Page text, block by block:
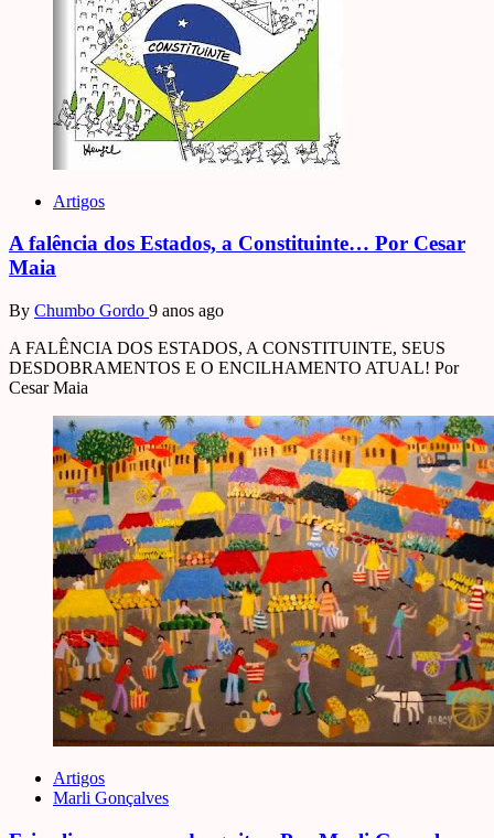
Artigos
A falência dos Estados, a Constituinte… Por Cesar
Maia
By Chumbo Gordo 9 anos ago
A FALÊNCIA DOS ESTADOS, A CONSTITUINTE, SEUS
DESDOBRAMENTOS E O ENCILHAMENTO ATUAL! Por
Cesar Maia
Artigos
Marli Gonçalves